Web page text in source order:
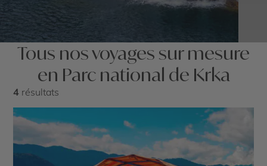
Tous nos voyages sur mesure
en Parc national de Krka
4 résultats